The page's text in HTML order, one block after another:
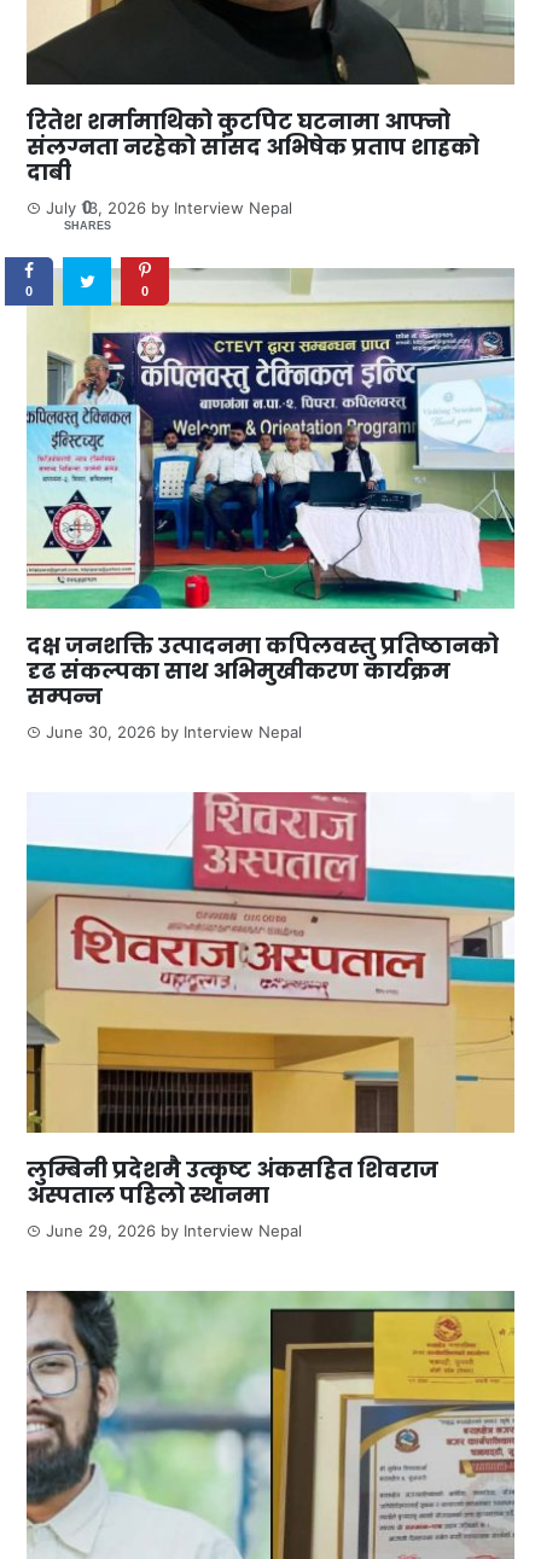
रितेश शर्मामाथिको कुटपिट घटनामा आफ्नो
संलग्नता नरहेको सांसद अभिषेक प्रताप शाहको
दाबी
July 13, 2026 by Interview Nepal
दक्ष जनशक्ति उत्पादनमा कपिलवस्तु प्रतिष्ठानको
दृढ संकल्पका साथ अभिमुखीकरण कार्यक्रम
सम्पन्न
June 30, 2026 by Interview Nepal
लुम्बिनी प्रदेशमै उत्कृष्ट अंकसहित शिवराज
अस्पताल पहिलो स्थानमा
June 29, 2026 by Interview Nepal
0
SHARES
0 0